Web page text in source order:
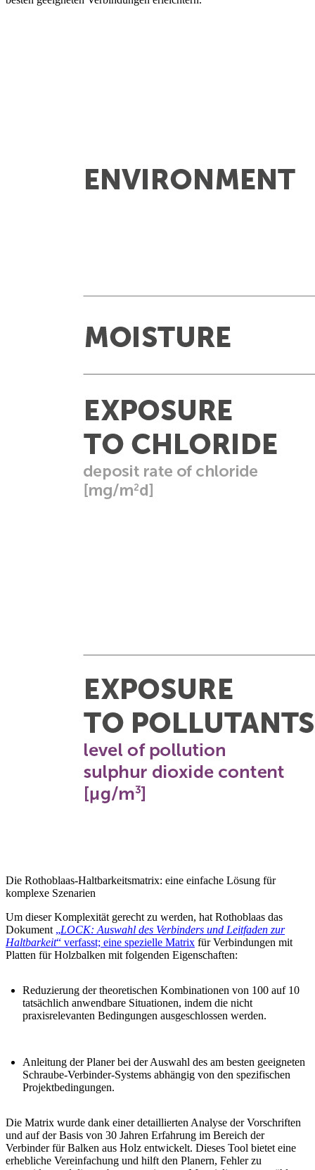
Die Rothoblaas-Haltbarkeitsmatrix: eine einfache Lösung für
komplexe Szenarien
Um dieser Komplexität gerecht zu werden, hat Rothoblaas das
Dokument „LOCK: Auswahl des Verbinders und Leitfaden zur
Haltbarkeit“ verfasst; eine spezielle Matrix fürVerbindungen mit
Platten für Holzbalken mit folgenden Eigenschaften:
Reduzierung der theoretischen Kombinationen von 100 auf 10
tatsächlich anwendbare Situationen, indem die nicht
praxisrelevanten Bedingungen ausgeschlossen werden.
Anleitung der Planerbei derAuswahl des am besten geeigneten
Schraube-Verbinder-Systems abhängig von den spezifischen
Projektbedingungen.
Die Matrix wurde dank einer detaillierten Analyse der Vorschriften
und auf der Basis von 30 Jahren Erfahrung im Bereich der
Verbinder für Balken aus Holz entwickelt. Dieses Tool bietet eine
erhebliche Vereinfachung und hilft den Planern, Fehler zu